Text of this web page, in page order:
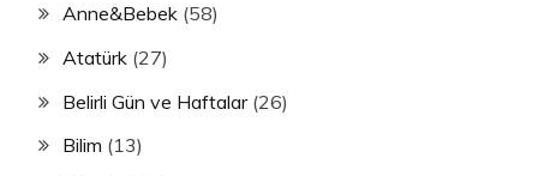
Anne&Bebek (58)
Atatürk (27)
Belirli Gün ve Haftalar(26)
Bilim (13)